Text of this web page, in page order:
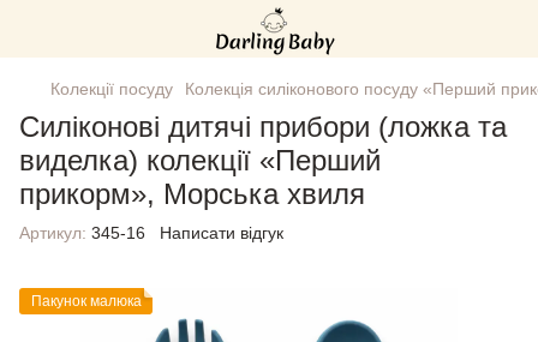
Колекції посуду Колекція силіконового посуду «Перший
Силіконові дитячі прибори (ложка та
виделка) колекції «Перший
прикорм», Морська хвиля
Артикул: 345-16 Написати відгук
Пакунок малюка